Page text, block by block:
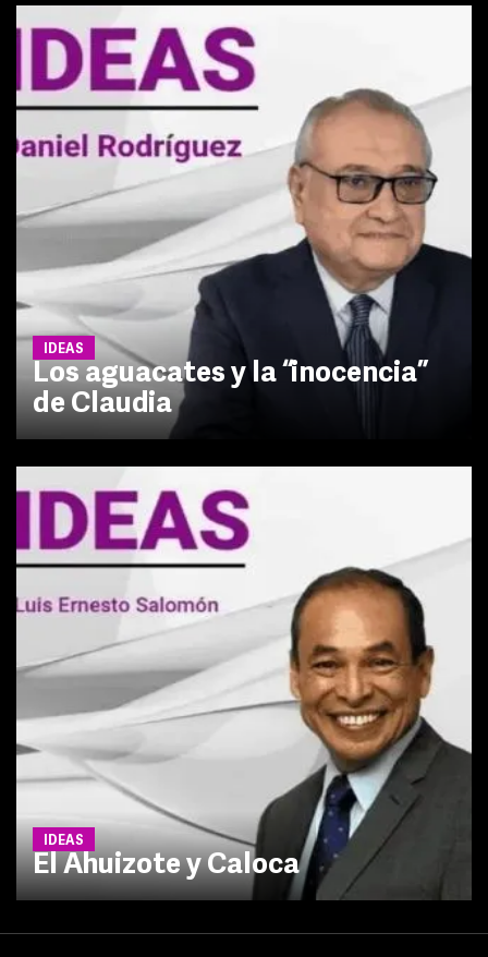
IDEAS
Los aguacates y la “inocencia”
de Claudia
IDEAS
El Ahuizote y Caloca